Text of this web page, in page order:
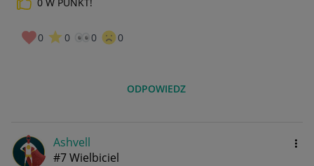
0 W PUNKT!
0 0 0 0
ODPOWIEDZ
Ashvell
#7 Wielbiciel